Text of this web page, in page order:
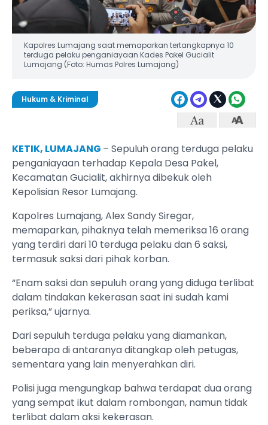
Kapolres Lumajang saat memaparkan tertangkapnya 10
terduga pelaku penganiayaan Kades Pakel Gucialit
Lumajang (Foto: Humas Polres Lumajang)
Hukum & Kriminal
KETIK, LUMAJANG – Sepuluh orang terduga pelaku
penganiayaan terhadap Kepala Desa Pakel,
Kecamatan Gucialit, akhirnya dibekuk oleh
Kepolisian Resor Lumajang.
Kapolres Lumajang, Alex Sandy Siregar,
memaparkan, pihaknya telah memeriksa 16 orang
yang terdiri dari 10 terduga pelaku dan 6 saksi,
termasuk saksi dari pihak korban.
“Enam saksi dan sepuluh orang yang diduga terlibat
dalam tindakan kekerasan saat ini sudah kami
periksa,” ujarnya.
Dari sepuluh terduga pelaku yang diamankan,
beberapa di antaranya ditangkap oleh petugas,
sementara yang lain menyerahkan diri.
Polisi juga mengungkap bahwa terdapat dua orang
yang sempat ikut dalam rombongan, namun tidak
terlibat dalam aksi kekerasan.